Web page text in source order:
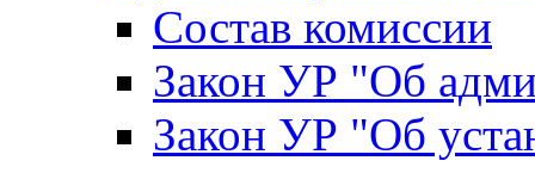
Состав комиссии
Закон УР "Об
Закон УР "Об